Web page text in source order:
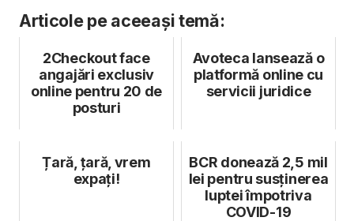
Articole pe aceeași temă:
2Checkout face
angajări exclusiv
online pentru 20 de
posturi
Avoteca lansează o
platformă online cu
servicii juridice
Țară, țară, vrem
expați!
BCR donează 2,5 mil
lei pentru susținerea
luptei împotriva
COVID-19